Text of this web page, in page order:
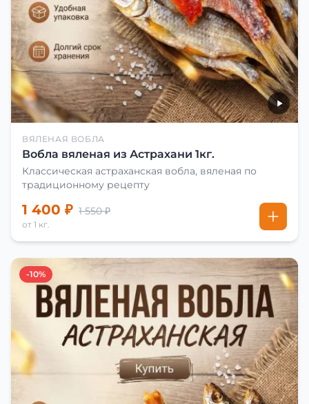
ВЯЛЕНАЯ ВОБЛА
Вобла вяленая из Астрахани 1кг.
Классическая астраханская вобла, вяленая по
традиционному рецепту
1 400 ₽ 1 550 ₽
от 1 кг.
-10%